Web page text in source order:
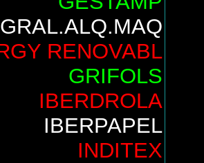
GRAL.ALQ.MAQ
RENOVABL
GRIFOLS
IBERDROLA
IBERPAPEL
INDITEX